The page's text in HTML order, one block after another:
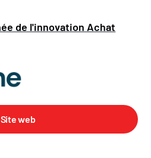
Site web
de l'innovation Achat